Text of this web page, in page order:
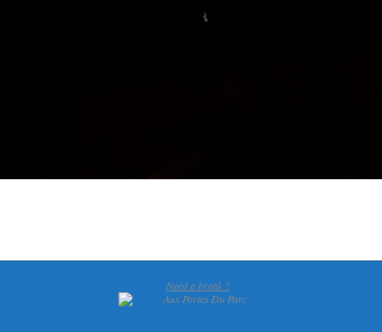
Need a break ?